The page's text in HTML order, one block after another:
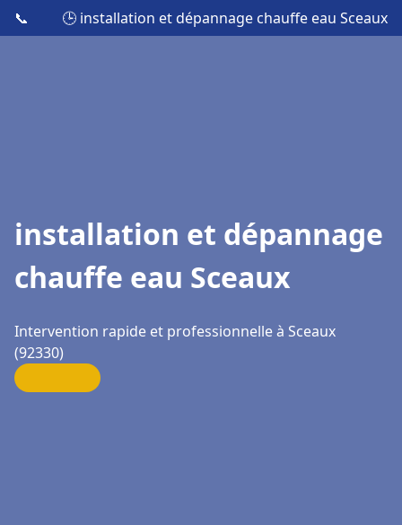
📞 🕒 installation et dépannage chauffe eau Sceaux
installation et dépannage
chauffe eau Sceaux
Intervention rapide et professionnelle à Sceaux
(92330)